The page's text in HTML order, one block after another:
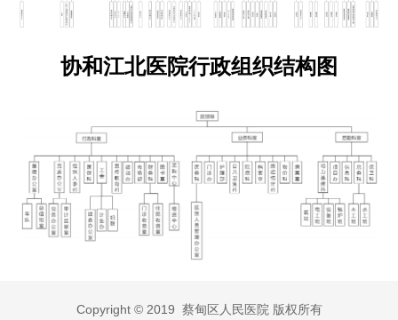
协和江北医院行政组织结构图
Copyright © 2019 蔡甸区人民医院 版权所有